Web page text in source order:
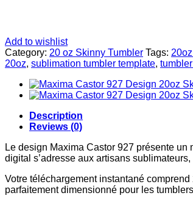
Add to wishlist
Category: 20 oz Skinny Tumbler Tags:
20oz, sublimation tumbler template,
Description
Reviews (0)
Le design Maxima Castor 927 présente
digital s’adresse aux artisans
Votre téléchargement instantané
parfaitement dimensionné pour les